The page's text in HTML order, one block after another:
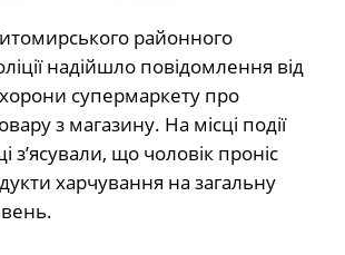
районного
надійшло повідомлення від
супермаркету про
з магазину. На місці події
з’ясували, що чоловік проніс
харчування на загальну